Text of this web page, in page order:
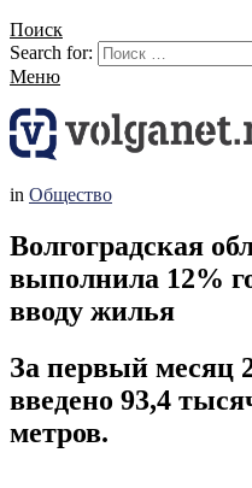
Поиск
Search for:
Меню
in Общество
Волгоградская
выполнила 12%
вводу жилья
За первый месяц
введено 93,4
метров.